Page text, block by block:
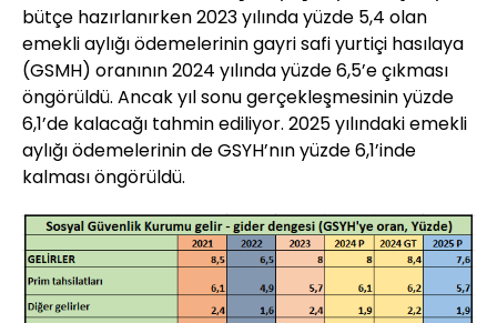
bütçe hazırlanırken 2023 yılında yüzde 5,4 olan
emekli aylığı ödemelerinin gayri safi yurtiçi hasılaya
(GSMH) oranının 2024 yılında yüzde 6,5’e çıkması
öngörüldü. Ancak yıl sonu gerçekleşmesinin yüzde
6,1’de kalacağı tahmin ediliyor. 2025 yılındaki emekli
aylığı ödemelerinin de GSYH’nın yüzde 6,1’inde
kalması öngörüldü.